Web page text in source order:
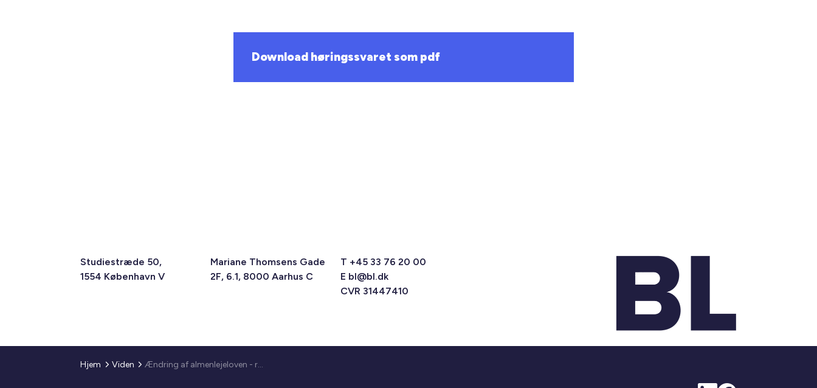
Download høringssvaret som pdf
Studiestræde 50,
1554 København V
Mariane Thomsens Gade
2F, 6.1, 8000 Aarhus C
T +45 33 76 20 00
E bl@bl.dk
CVR 31447410
Hjem Viden Ændring af almenlejeloven - ret til etablering af ladepunkt til eldrevet køretøj